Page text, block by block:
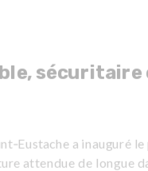
a inauguré
attendue de longue